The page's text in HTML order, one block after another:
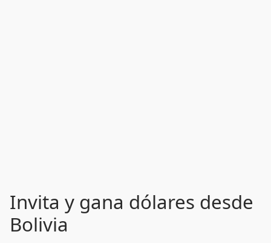
Invita y gana dólares desde
Bolivia